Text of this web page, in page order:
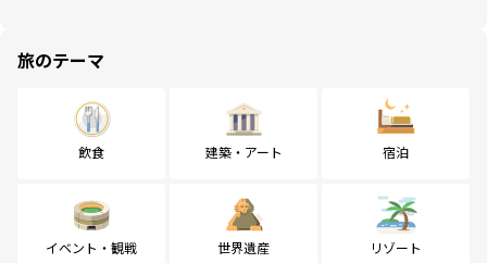
旅のテーマ
飲食 建築・アート 宿泊
イベント・観戦 世界遺産 リゾート